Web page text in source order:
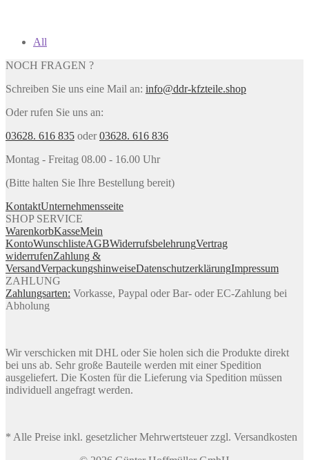
All
NOCH FRAGEN ?
Schreiben Sie uns eine Mail an: info@ddr-kfzteile.shop
Oder rufen Sie uns an:
03628. 616 835 oder03628. 616 836
Montag - Freitag 08.00 - 16.00 Uhr
(Bitte halten Sie Ihre Bestellung bereit)
KontaktUnternehmensseite
SHOP SERVICE
WarenkorbKasseMein
KontoWunschlisteAGBWiderrufsbelehrungVertrag
widerrufenZahlung &
VersandVerpackungshinweiseDatenschutzerklärungImpressum
ZAHLUNG
Zahlungsarten: Vorkasse, Paypal oder Bar- oder EC-Zahlung bei
Abholung
Wir verschicken mit DHL oder Sie holen sich die Produkte direkt
bei uns ab. Sehr große Bauteile werden mit einer Spedition
ausgeliefert. Die Kosten für die Lieferung via Spedition müssen
individuell angefragt werden.
* Alle Preise inkl. gesetzlicher Mehrwertsteuer zzgl. Versandkosten